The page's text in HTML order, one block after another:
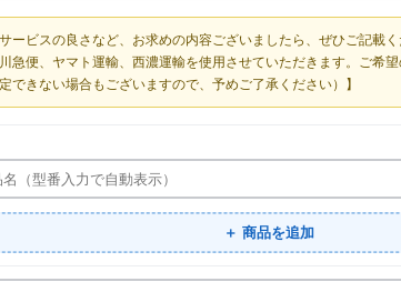
ービスの良さなど、お求めの内容ございましたら、ぜひご記載
川急便、ヤマト運輸、西濃運輸を使用させていただきます。ご希
できない場合もございますので、予めご了承ください）】
＋ 商品を追加